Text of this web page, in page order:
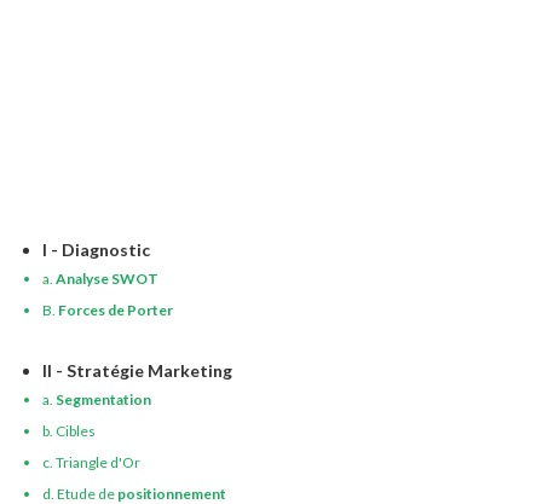
I - Diagnostic
a. Analyse SWOT
B. Forces de Porter
II - Stratégie Marketing
a. Segmentation
b. Cibles
c. Triangle d'Or
d. Etude de positionnement